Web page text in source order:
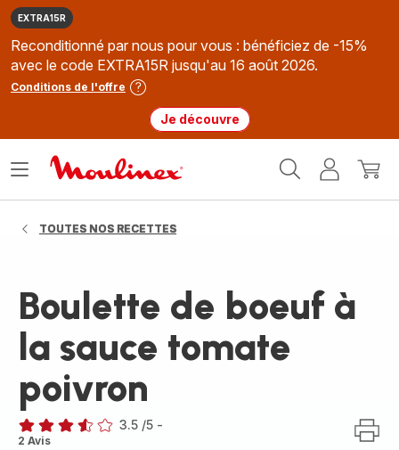
EXTRA15R
Reconditionné par nous pour vous : bénéficiez de -15%
avec le code EXTRA15R jusqu'au 16 août 2026.
Conditions de l'offre
Je découvre
MonMon
Ouvrir
TOUTES NOS RECETTES
Boulette de boeuf à
la sauce tomate
poivron
ratings.3.5
3.5 /5 -
2 Avis